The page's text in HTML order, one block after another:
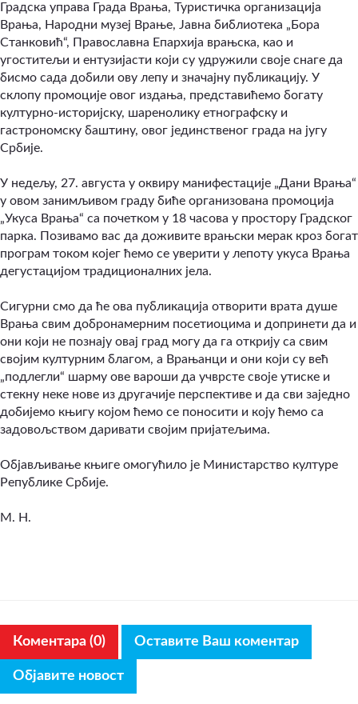
Градска управа Града Врања, Туристичка организација
Врања, Народни музеј Врање, Јавна библиотека „Бора
Станковић“, Православна Епархија врањска, као и
угоститељи и ентузијасти који су удружили своје снаге да
бисмо сада добили ову лепу и значајну публикацију. У
склопу промоције овог издања, представићемо богату
културно-историјску, шаренолику етнографску и
гастрономску баштину, овог јединственог града на југу
Србије.
У недељу, 27. августа у оквиру манифестације „Дани Врања“
у овом занимљивом граду биће организована промоција
„Укуса Врања“ са почетком у 18 часова у простору Градског
парка. Позивамо вас да доживите врањски мерак кроз богат
програм током којег ћемо се уверити у лепоту укуса Врања
дегустацијом традиционалних јела.
Сигурни смо да ће ова публикација отворити врата душе
Врања свим добронамерним посетиоцима и допринети да и
они који не познају овај град могу да га открију са свим
својим културним благом, а Врањанци и они који су већ
„подлегли“ шарму ове вароши да учврсте своје утиске и
стекну неке нове из другачије перспективе и да сви заједно
добијемо књигу којом ћемо се поносити и коју ћемо са
задовољством даривати својим пријатељима.
Објављивање књиге омогућило је Министарство културе
Републике Србије.
M. H.
Коментара (0) Оставите Ваш коментар
Објавите новост